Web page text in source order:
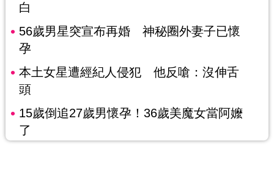
白
56歲男星突宣布再婚 神秘圈外妻子已懷
孕
本土女星遭經紀人侵犯 他反嗆：沒伸舌
頭
15歲倒追27歲男懷孕！36歲美魔女當阿嬤
了